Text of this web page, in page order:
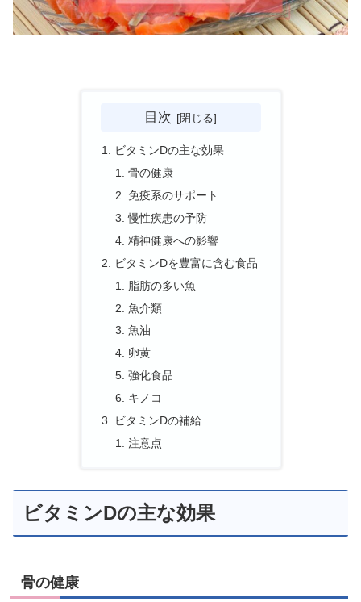
目次
ビタミンDの主な効果
骨の健康
免疫系のサポート
慢性疾患の予防
精神健康への影響
ビタミンDを豊富に含む食品
脂肪の多い魚
魚介類
魚油
卵黄
強化食品
キノコ
ビタミンDの補給
注意点
ビタミンDの主な効果
骨の健康